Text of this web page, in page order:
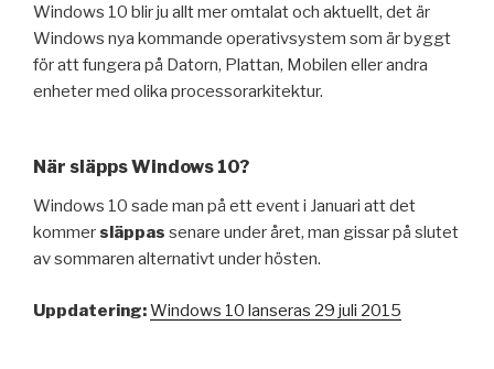
Windows 10 blir ju allt mer omtalat och aktuellt, det är
Windows nya kommande operativsystem som är byggt
för att fungera på Datorn, Plattan, Mobilen eller andra
enheter med olika processorarkitektur.
När släpps Windows 10?
Windows 10 sade man på ett event i Januari att det
kommersläppas senare under året, man gissar på slutet
av sommaren alternativt under hösten.
Uppdatering:Windows 10 lanseras 29 juli 2015